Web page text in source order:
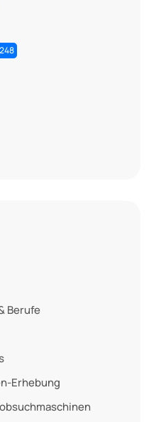
248
Berufe
Erhebung